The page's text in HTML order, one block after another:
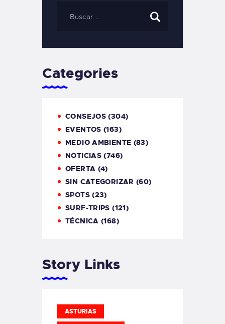
Categories
CONSEJOS (304)
EVENTOS (163)
MEDIO AMBIENTE (83)
NOTICIAS (746)
OFERTA (4)
SIN CATEGORIZAR (60)
SPOTS(23)
SURF-TRIPS (121)
TÉCNICA (168)
Story Links
ASTURIAS